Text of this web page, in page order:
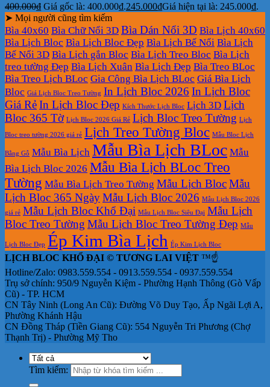
400.000₫ Giá gốc là: 400.000₫.245.000₫Giá hiện tại là: 245.000₫.
➤ Mọi người cũng tìm kiếm
Bìa 40x60 Bìa Chữ Nổi 3D Bìa Dán Nổi 3D Bìa Lịch 40x60
Bìa Lịch Bloc Bìa Lịch Bloc Đẹp Bìa Lịch Bế Nổi Bìa Lịch
Bế Nổi 3D Bìa Lịch gắn Bloc Bìa Lịch Treo Bloc Bìa Lịch
treo tường Đẹp Bìa Lịch Xuân Bìa Lịch Đẹp Bìa Treo BLoc
Bìa Treo Lịch BLoc Gia Công Bìa Lịch BLoc Giá Bìa Lịch
Bloc Giá Lịch Bloc Treo Tường In Lịch Bloc 2026 In Lịch Bloc
Giá RẻIn Lịch Bloc Đẹp Kích Thước Lịch Bloc Lịch 3D Lịch
Bloc 365 Tờ Lịch Bloc 2026 Giá Rẻ Lịch Bloc Treo Tường Lịch
Bloc treo tường 2026 giá rẻ Lịch Treo Tường Bloc Mẫu Bloc Lịch
Bằng Gỗ Mẫu Bìa Lịch Mẫu Bìa Lịch BLoc Mẫu
Bìa Lịch Bloc 2026 Mẫu Bìa Lịch BLoc Treo
Tường Mẫu Bìa Lịch Treo Tường Mẫu Lịch BlocMẫu
Lịch Bloc 365 NgàyMẫu Lịch Bloc 2026 Mẫu Lịch Bloc 2026
giá rẻ Mẫu Lịch Bloc Khổ Đại Mẫu Lịch Bloc Siêu Đại Mẫu Lịch
Bloc Treo Tường Mẫu Lịch Bloc Treo Tường Đẹp Mẫu
Lịch Bloc Đẹp Ép Kim Bìa Lịch Ép Kim Lịch Bloc
LỊCH BLOC KHỔ ĐẠI © TƯƠNG LAI VIỆT ™☝️
Hotline/Zalo: 0983.559.554 - 0913.559.554 - 0937.559.554
Trụ sở chính: 950/9 Nguyễn Kiệm - Phường Hạnh Thông (Gò Vấp
Cũ) - TP. HCM
CN Tây Ninh (Long An Cũ): Đường Võ Duy Tạo, Ấp Ngãi Lợi A,
Phường Khánh Hậu
CN Đồng Tháp (Tiền Giang Cũ): 554 Nguyễn Tri Phương (Chợ
Thạnh Trị) - Phường Mỹ Tho
Tìm kiếm: